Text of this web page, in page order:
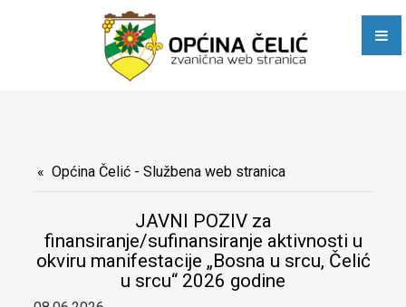
Općina Čelić - Službena web stranica
JAVNI POZIV za
finansiranje/sufinansiranje aktivnosti u
okviru manifestacije „Bosna u srcu, Čelić
u srcu“ 2026 godine
Javni pozivi i obavještenja
Poslovne zone
Stručna služba Općinskog vijeća, Općinskog načelnika i
Služba za računovodstvene, poslove trezora, privredu i razvoj
Služba za urbanizam, stambeno-komunalne, imovinsko-